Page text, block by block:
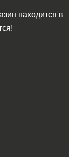
находится в